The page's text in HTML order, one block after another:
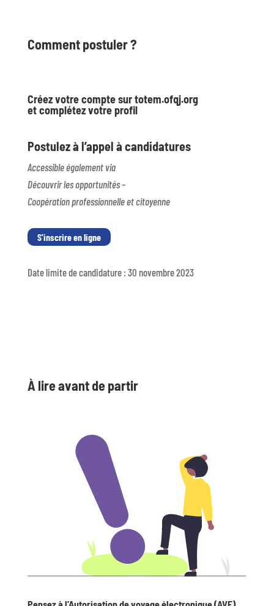
Comment postuler ?
Créez votre compte sur totem.ofqj.org
et complétez votre profil
Postulez à l’appel à candidatures
Accessible également via
Découvrir les opportunités –
Coopération professionnelle et citoyenne
S'inscrire en ligne
Date limite de candidature : 30 novembre 2023
À lire avant de partir